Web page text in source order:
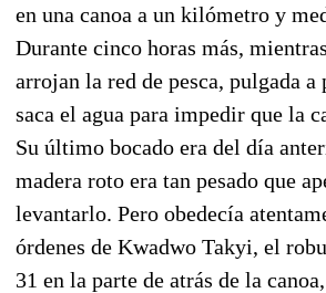
en una canoa a un kilómetro y
Durante cinco horas más,
arrojan la red de pesca, pulgada
saca el agua para impedir que la
Su último bocado era del día
madera roto era tan pesado que
levantarlo. Pero obedecía
órdenes de Kwadwo Takyi, el
31 en la parte de atrás de la